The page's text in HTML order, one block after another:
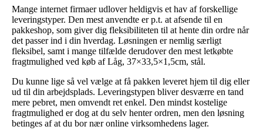
Mange internet firmaer udlover heldigvis et hav af forskellige
leveringstyper. Den mest anvendte er p.t. at afsende til en
pakkeshop, som giver dig fleksibiliteten til at hente din ordre når
det passer ind i din hverdag. Løsningen er nemlig særligt
fleksibel, samt i mange tilfælde derudover den mest letkøbte
fragtmulighed ved køb af Låg, 37×33,5×1,5cm, stål.
Du kunne lige så vel vælge at få pakken leveret hjem til dig eller
ud til din arbejdsplads. Leveringstypen bliver desværre en tand
mere pebret, men omvendt ret enkel. Den mindst kostelige
fragtmulighed er dog at du selv henter ordren, men den løsning
betinges af at du bor nær online virksomhedens lager.